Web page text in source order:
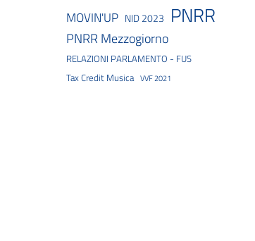
MOVIN'UP NID 2023 PNRR
PNRR Mezzogiorno
RELAZIONI PARLAMENTO - FUS
Tax Credit Musica VVF 2021